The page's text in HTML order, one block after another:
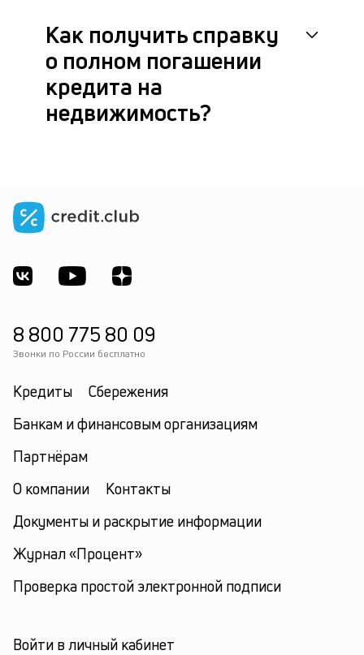
Как получить справку
о полном погашении
кредита на
недвижимость?
8 800 775 80 09
Звонки по России бесплатно
Кредиты
Сбережения
Банкам и финансовым организациям
Партнёрам
О компании
Контакты
Документы и раскрытие информации
Журнал «Процент»
Проверка простой электронной подписи
Войти в личный кабинет